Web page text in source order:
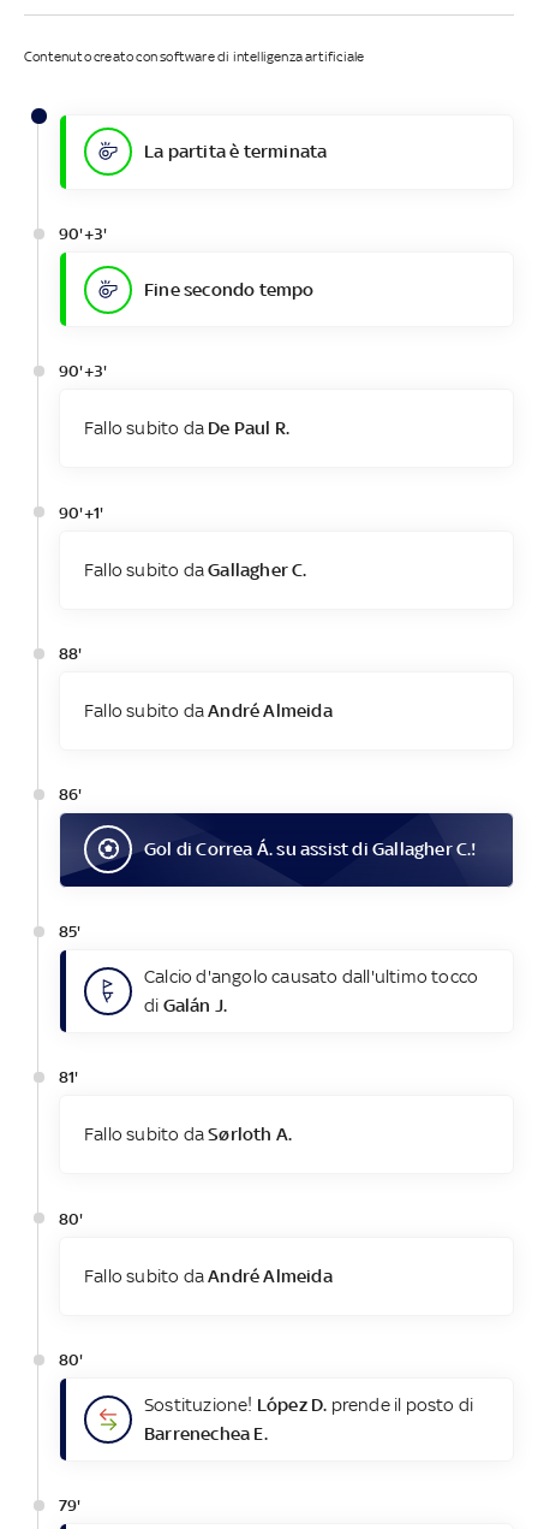
Contenuto creato con software di intelligenza artificiale
La partita è terminata
90'+3'
Fine secondo tempo
90'+3'
Fallo subito da De Paul R.
90'+1'
Fallo subito daGallagher C.
88'
Fallo subito daAndré Almeida
86'
Gol diCorrea Á.su assist diGallagher C.!
85'
Calcio d'angolo causato dall'ultimo tocco
di Galán J.
81'
Fallo subito daSørloth A.
80'
Fallo subito daAndré Almeida
80'
Sostituzione! López D. prende il posto di
Barrenechea E.
79'